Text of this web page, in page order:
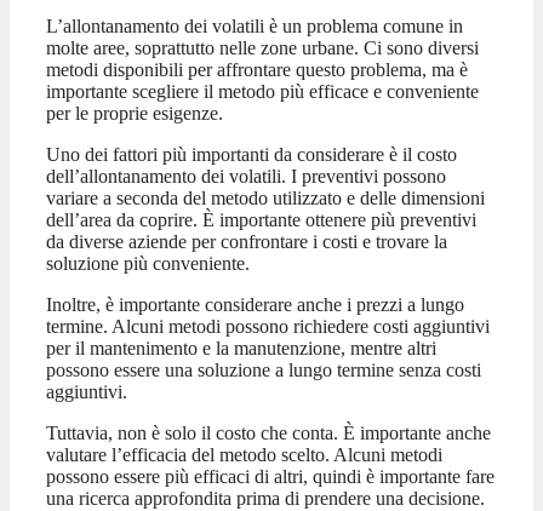
L’allontanamento dei volatili è un problema comune in
molte aree, soprattutto nelle zone urbane. Ci sono diversi
metodi disponibili per affrontare questo problema, ma è
importante scegliere il metodo più efficace e conveniente
per le proprie esigenze.
Uno dei fattori più importanti da considerare è il costo
dell’allontanamento dei volatili. I preventivi possono
variare a seconda del metodo utilizzato e delle dimensioni
dell’area da coprire. È importante ottenere più preventivi
da diverse aziende per confrontare i costi e trovare la
soluzione più conveniente.
Inoltre, è importante considerare anche i prezzi a lungo
termine. Alcuni metodi possono richiedere costi aggiuntivi
per il mantenimento e la manutenzione, mentre altri
possono essere una soluzione a lungo termine senza costi
aggiuntivi.
Tuttavia, non è solo il costo che conta. È importante anche
valutare l’efficacia del metodo scelto. Alcuni metodi
possono essere più efficaci di altri, quindi è importante fare
una ricerca approfondita prima di prendere una decisione.